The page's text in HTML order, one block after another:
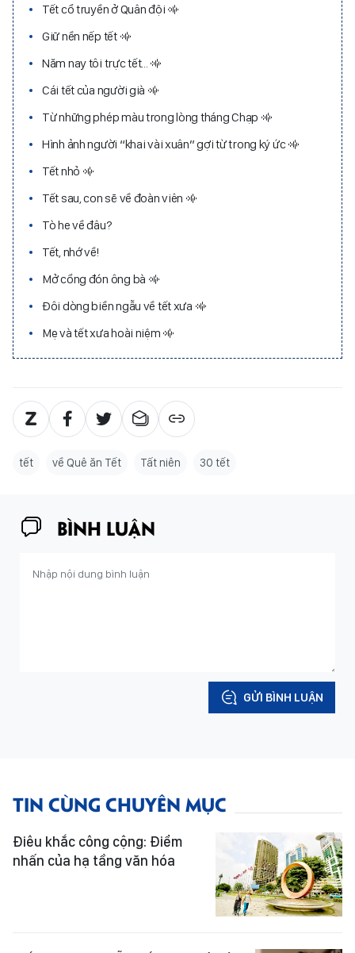
Tết cổ truyền ở Quân đội
Giữ nền nếp tết
Năm nay tôi trực tết...
Cái tết của người già
Từ những phép màu trong lòng tháng Chạp
Hình ảnh người “khai vài xuân” gợi từ trong ký ức
Tết nhỏ
Tết sau, con sẽ về đoàn viên
Tò he về đâu?
Tết, nhớ về!
Mở cổng đón ông bà
Đôi dòng biền ngẫu về tết xưa
Mẹ và tết xưa hoài niệm
tết về Quê ăn Tết Tất niên 30 tết
BÌNH LUẬN
GỬI BÌNH LUẬN
TIN CÙNG CHUYÊN MỤC
Điêu khắc công cộng: Điểm
nhấn của hạ tầng văn hóa